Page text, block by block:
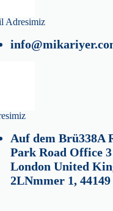
Adresimiz
Auf dem Brü338A
Park Road Office
London United
2LNmmer 1,